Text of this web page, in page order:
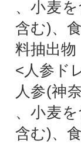
、小麦
含む)、
料抽出物
<人参ド
人参(神
、小麦
含む)、